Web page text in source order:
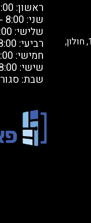
בקרו אותנו: הסדנא 13, חולון,
ראשון: 8:00 - 16:00
שני: 8:00 - 16:00
שלישי: 8:00 - 16:00
רביעי: 8:00 - 16:00
חמישי: 8:00 - 16:00
שישי: 8:00 - 12:00
שבת: סגור